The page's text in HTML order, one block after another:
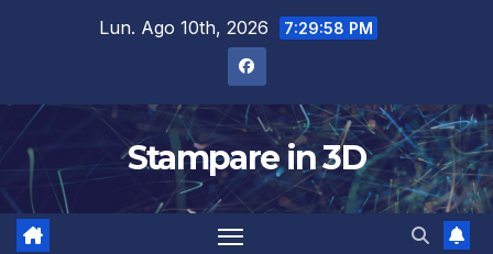
Lun. Ago 10th, 2026 7:29:59 PM
Stampare in 3D